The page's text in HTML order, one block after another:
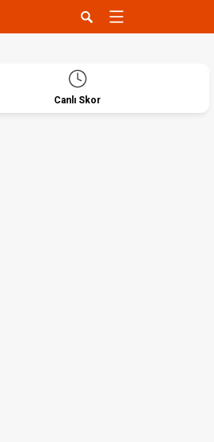
Canlı Skor